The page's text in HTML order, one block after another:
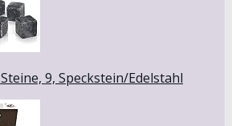
9, Speckstein/Edelstahl